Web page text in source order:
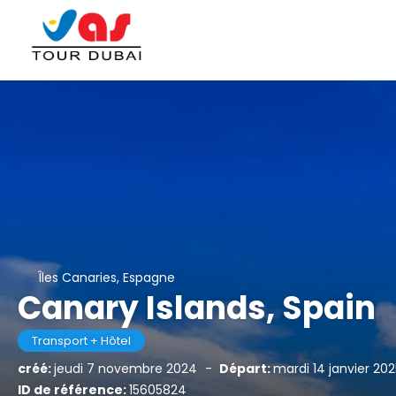
Îles Canaries, Espagne
Canary Islands, Spain
Transport + Hôtel
créé:jeudi 7 novembre 2024 - Départ:mardi 14 janvier
ID de référence:15605824